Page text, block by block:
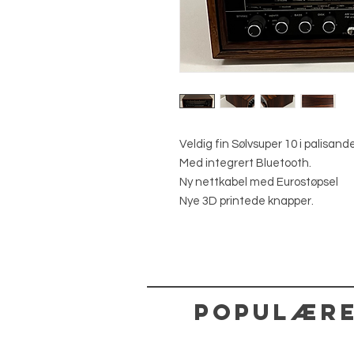
Veldig fin Sølvsuper 10 i
Med integrert Bluetooth.
Ny nettkabel med Eurostøpsel
Nye 3D printede knapper.